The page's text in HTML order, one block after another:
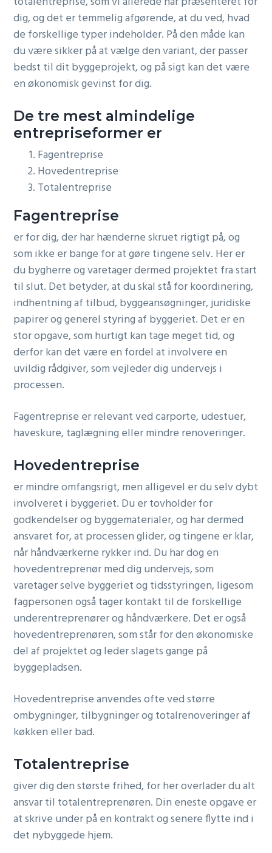
dig, og det er temmelig afgørende, at du ved, hvad
de forskellige typer indeholder. På den måde kan
du være sikker på at vælge den variant, der passer
bedst til dit byggeprojekt, og på sigt kan det være
en økonomisk gevinst for dig.
De tre mest almindelige
entrepriseformer er
Fagentreprise
Hovedentreprise
Totalentreprise
Fagentreprise
er for dig, der har hænderne skruet rigtigt på, og
som ikke er bange for at gøre tingene selv. Her er
du bygherre og varetager dermed projektet fra start
til slut. Det betyder, at du skal stå for koordinering,
indhentning af tilbud, byggeansøgninger, juridiske
papirer og generel styring af byggeriet. Det er en
stor opgave, som hurtigt kan tage meget tid, og
derfor kan det være en fordel at involvere en
uvildig rådgiver, som vejleder dig undervejs i
processen.
Fagentreprise er relevant ved carporte, udestuer,
haveskure, taglægning eller mindre renoveringer.
Hovedentreprise
er mindre omfangsrigt, men alligevel er du selv dybt
involveret i byggeriet. Du er tovholder for
godkendelser og byggematerialer, og har dermed
ansvaret for, at processen glider, og tingene er klar,
når håndværkerne rykker ind. Du har dog en
hovedentreprenør med dig undervejs, som
varetager selve byggeriet og tidsstyringen, ligesom
fagpersonen også tager kontakt til de forskellige
underentreprenører og håndværkere. Det er også
hovedentreprenøren, som står for den økonomiske
del af projektet og leder slagets gange på
byggepladsen.
Hovedentreprise anvendes ofte ved større
ombygninger, tilbygninger og totalrenoveringer af
køkken eller bad.
Totalentreprise
giver dig den største frihed, for her overlader du alt
ansvar til totalentreprenøren. Din eneste opgave er
at skrive under på en kontrakt og senere flytte ind i
det nybyggede hjem.